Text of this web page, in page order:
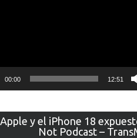
00:00 12:51
Apple y el iPhone 18
Not Podcast –